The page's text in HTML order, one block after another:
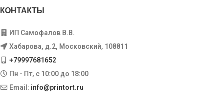
КОНТАКТЫ
ИП Самофалов В.В.
Хабарова, д.2, Московский, 108811
+79997681652
Пн - Пт, с 10:00 до 18:00
Email: info@printort.ru